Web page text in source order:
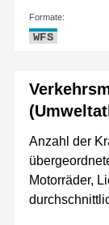
Formate:
WFS
Anzahl der
Motorräder,